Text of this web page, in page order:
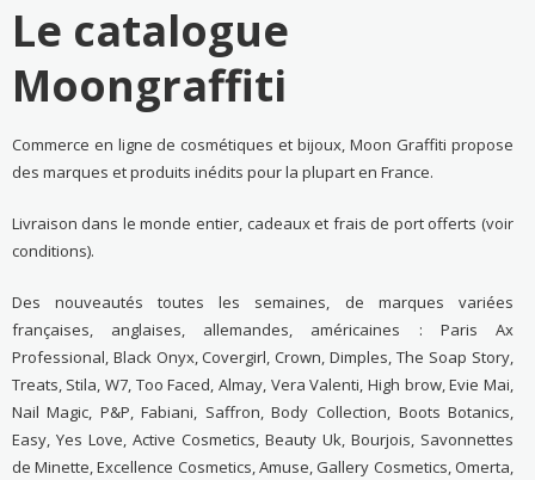
Le catalogue
Moongraffiti
Commerce en ligne de cosmétiques et bijoux, Moon Graffiti propose
des marques et produits inédits pour la plupart en France.
Livraison dans le monde entier, cadeaux et frais de port offerts (voir
conditions).
Des nouveautés toutes les semaines, de marques variées
françaises, anglaises, allemandes, américaines : Paris Ax
Professional, Black Onyx, Covergirl, Crown, Dimples, The Soap Story,
Treats, Stila, W7, Too Faced, Almay, Vera Valenti, High brow, Evie Mai,
Nail Magic, P&P, Fabiani, Saffron, Body Collection, Boots Botanics,
Easy, Yes Love, Active Cosmetics, Beauty Uk, Bourjois, Savonnettes
de Minette, Excellence Cosmetics, Amuse, Gallery Cosmetics, Omerta,